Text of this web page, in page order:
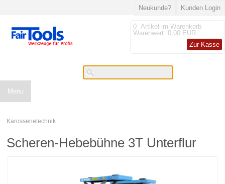
Kunden Login
Neukunde?
0 Artikel im Warenkorb
Warenwert: 0,00 EUR
Zur Kasse
Menu
Karosserietechnik
Scheren-Hebebühne 3T Unterflur